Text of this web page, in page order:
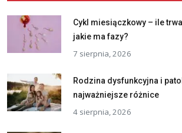
Cykl miesiączkowy – ile
jakie ma fazy?
7 sierpnia, 2026
Rodzina dysfunkcyjna i
najważniejsze różnice
4 sierpnia, 2026